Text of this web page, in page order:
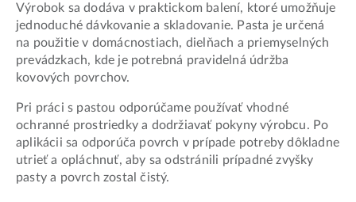
Výrobok sa dodáva v praktickom balení, ktoré umožňuje
jednoduché dávkovanie a skladovanie. Pasta je určená
na použitie v domácnostiach, dielňach a priemyselných
prevádzkach, kde je potrebná pravidelná údržba
kovových povrchov.
Pri práci s pastou odporúčame používať vhodné
ochranné prostriedky a dodržiavať pokyny výrobcu. Po
aplikácii sa odporúča povrch v prípade potreby dôkladne
utrieť a opláchnuť, aby sa odstránili prípadné zvyšky
pasty a povrch zostal čistý.